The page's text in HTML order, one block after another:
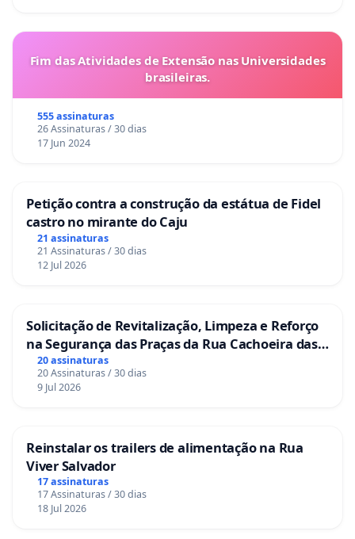
Fim das Atividades de Extensão nas Universidades
brasileiras.
555 assinaturas
26 Assinaturas / 30 dias
17 Jun 2024
Petição contra a construção da estátua de Fidel
castro no mirante do Caju
21 assinaturas
21 Assinaturas / 30 dias
12 Jul 2026
Solicitação de Revitalização, Limpeza e Reforço
na Segurança das Praças da Rua Cachoeira das
Sete Ilhas
20 assinaturas
20 Assinaturas / 30 dias
9 Jul 2026
Reinstalar os trailers de alimentação na Rua
Viver Salvador
17 assinaturas
17 Assinaturas / 30 dias
18 Jul 2026